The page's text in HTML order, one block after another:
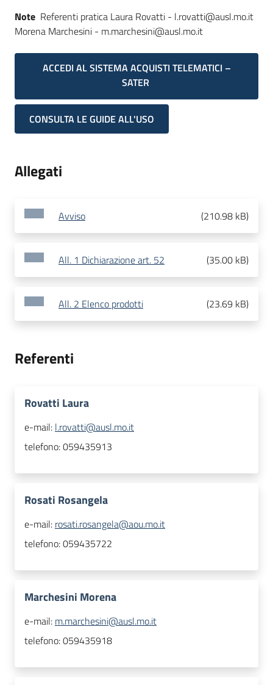
Note Referenti pratica Laura Rovatti - l.rovatti@ausl.mo.it
Morena Marchesini - m.marchesini@ausl.mo.it
ACCEDI AL SISTEMA ACQUISTI TELEMATICI –
SATER
CONSULTA LE GUIDE ALL'USO
Allegati
Avviso (210.98 kB)
All. 1 Dichiarazione art. 52 (35.00 kB)
All. 2 Elenco prodotti (23.69 kB)
Referenti
Rovatti Laura
e-mail: l.rovatti@ausl.mo.it
telefono:059435913
Rosati Rosangela
e-mail: rosati.rosangela@aou.mo.it
telefono:059435722
Marchesini Morena
e-mail: m.marchesini@ausl.mo.it
telefono:059435918